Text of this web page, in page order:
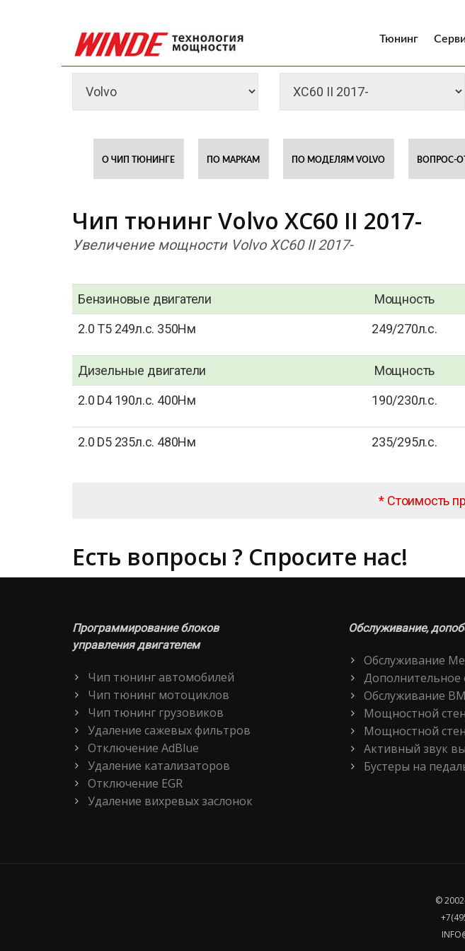
Тюнинг
О ЧИП ТЮНИНГЕ ПО МАРКАМ ПО МОДЕЛЯМ VOLVO ВОПРОС-
Чип тюнинг Volvo XC60 II 2017-
Увеличение мощности Volvo XC60 II 2017-
Бензиновые двигатели Мощность
2.0 T5 249л.с. 350Нм
249/270л.с.
Дизельные двигатели Мощность
2.0 D4 190л.с. 400Нм
190/230л.с.
2.0 D5 235л.с. 480Нм 235/295л.с.
* Стоимость
Есть вопросы ? Спросите нас!
Программирование блоков
управления двигателем
Чип тюнинг автомобилей
Чип тюнинг мотоциклов
Чип тюнинг грузовиков
Удаление сажевых фильтров
Отключение AdBlue
Удаление катализаторов
Отключение EGR
Удаление вихревых заслонок
Обслуживание,
Обслуживание
Дополнительное
Обслуживание
Мощностной
Мощностной
Активный звук
Бустеры на
©